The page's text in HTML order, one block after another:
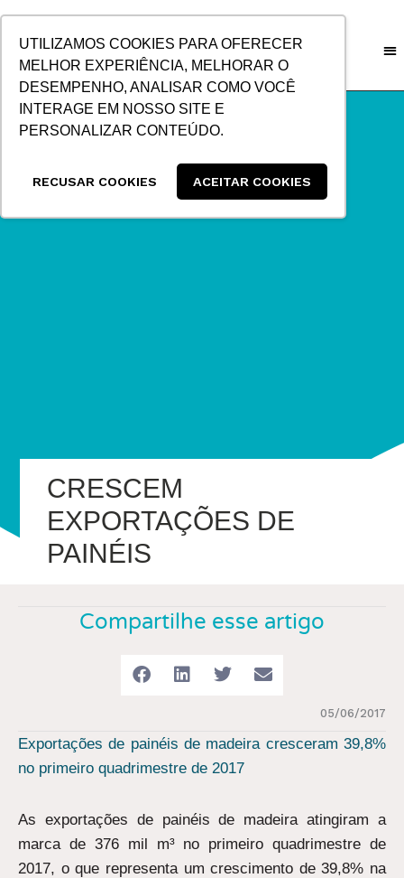
UTILIZAMOS COOKIES PARA OFERECER
MELHOR EXPERIÊNCIA, MELHORAR O
DESEMPENHO, ANALISAR COMO VOCÊ
INTERAGE EM NOSSO SITE E
PERSONALIZAR CONTEÚDO.
RECUSAR COOKIES ACEITAR COOKIES
CONTEÚDO
CRESCEM
EXPORTAÇÕES DE
PAINÉIS
Compartilhe esse artigo
05/06/2017
Exportações de painéis de madeira cresceram 39,8%
no primeiro quadrimestre de 2017
As exportações de painéis de madeira atingiram a
marca de 376 mil m³ no primeiro quadrimestre de
2017, o que representa um crescimento de 39,8% na